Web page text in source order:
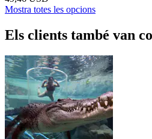
Mostra totes les opcions
Els clients també van